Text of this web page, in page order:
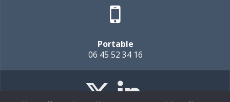
Portable
06 45 52 34 16